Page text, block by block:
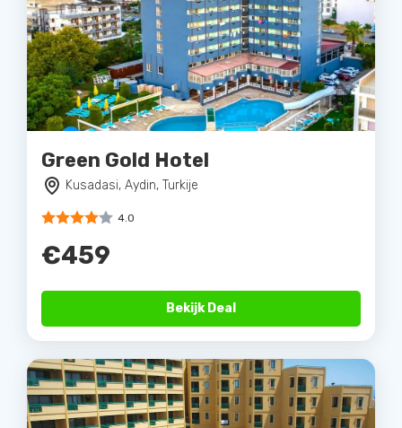
Green Gold Hotel
Kusadasi, Aydin, Turkije
4.0
€459
Bekijk Deal